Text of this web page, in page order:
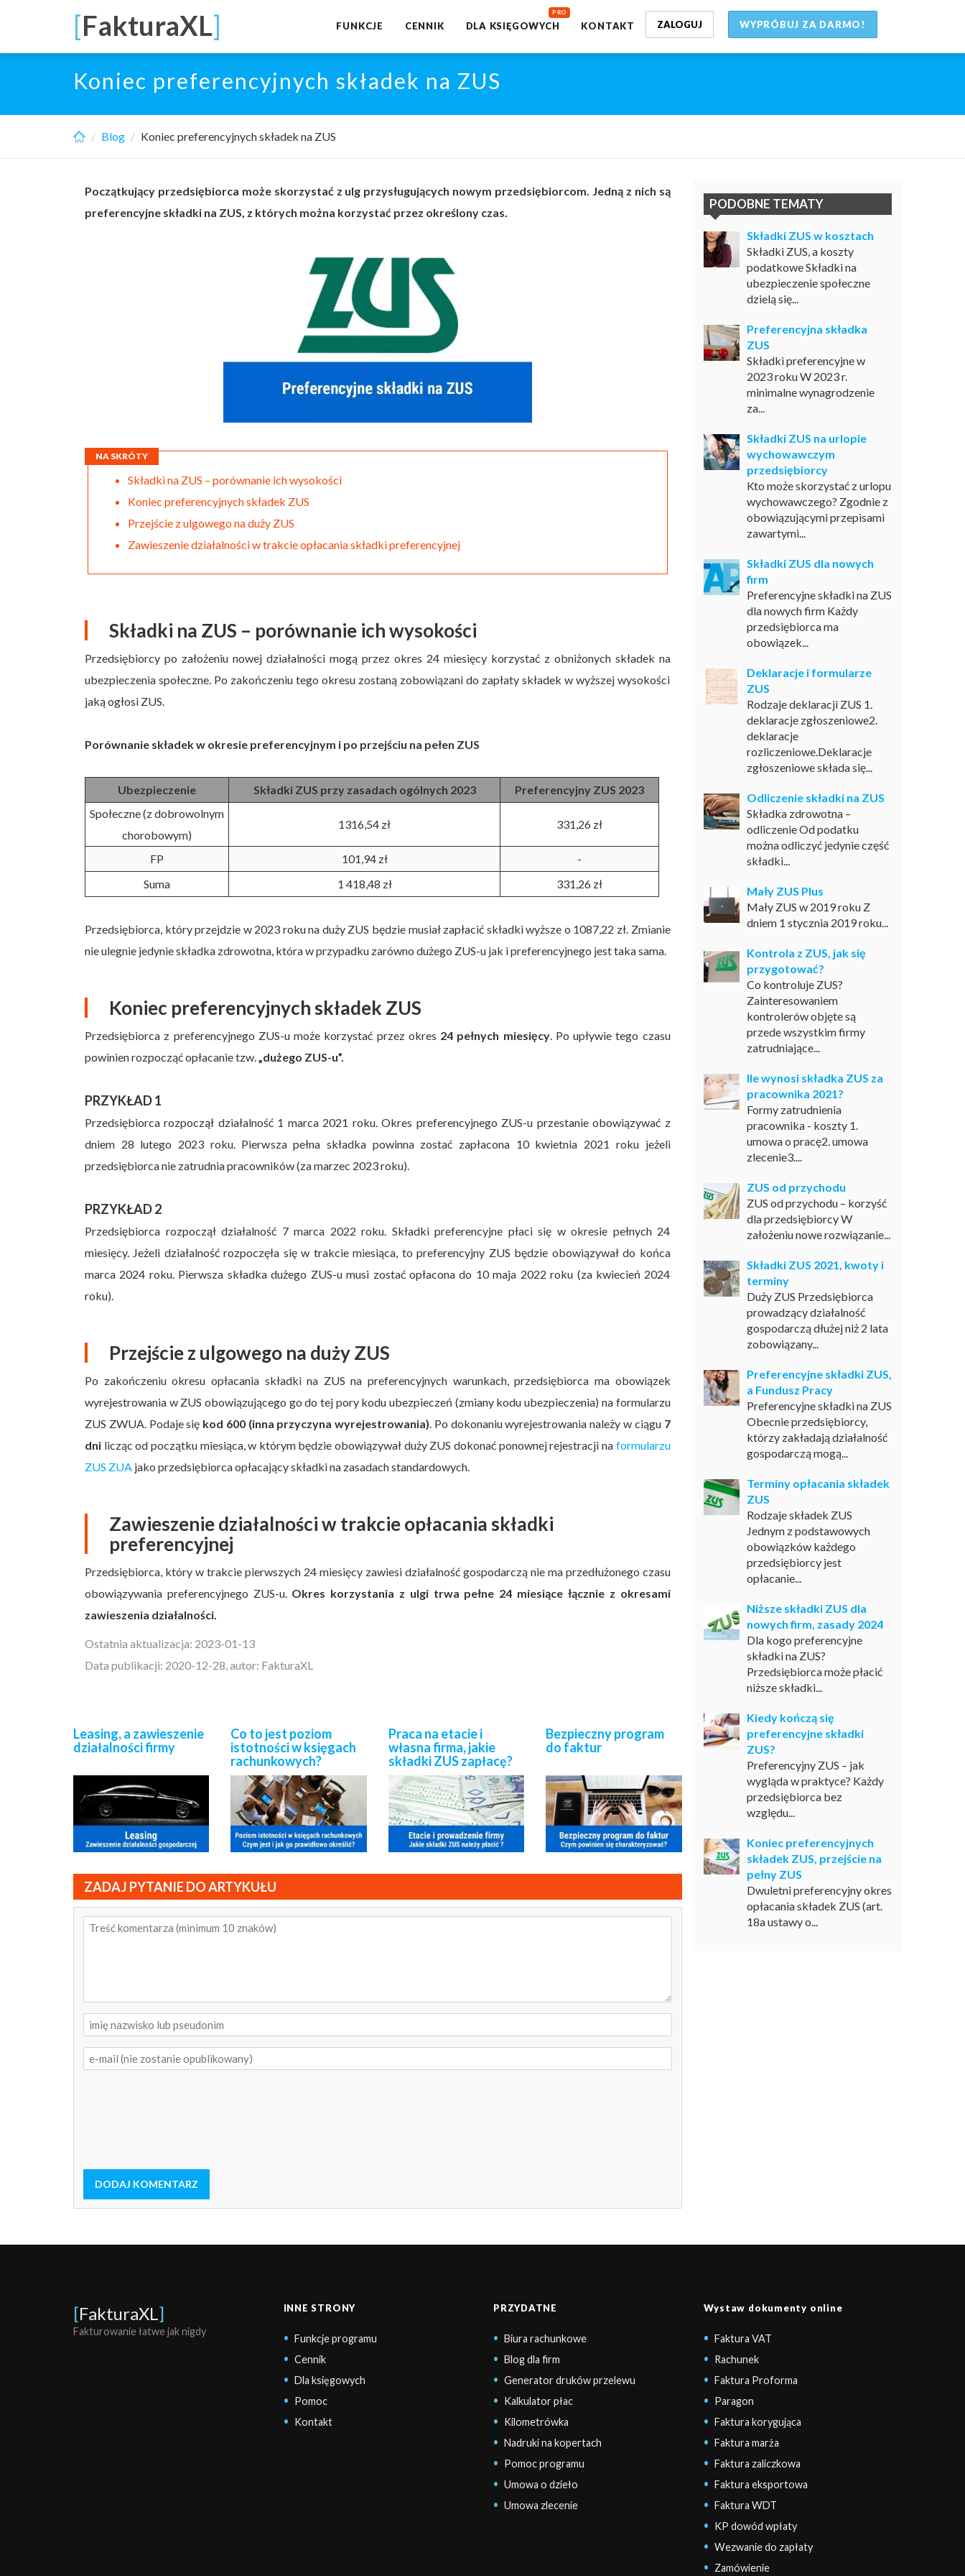
main
[FakturaXL] WYPRÓBUJ ZA DARMO!
ZALOGUJ
FUNKCJE CENNIK DLA KSIĘGOWYCH KONTAKT
Koniec preferencyjnych składek na ZUS
Blog Koniec preferencyjnych składek na ZUS
Początkujący przedsiębiorca może skorzystać z ulg przysługujących nowym przedsiębiorcom. Jedną z nich są
preferencyjne składki na ZUS, z których można korzystać przez określony czas.
NA SKRÓTY
Składki na ZUS – porównanie ich wysokości
Koniec preferencyjnych składek ZUS
Przejście z ulgowego na duży ZUS
Zawieszenie działalności w trakcie opłacania składki preferencyjnej
Składki na ZUS – porównanie ich wysokości
Przedsiębiorcy po założeniu nowej działalności mogą przez okres 24 miesięcy korzystać z obniżonych składek na
ubezpieczenia społeczne. Po zakończeniu tego okresu zostaną zobowiązani do zapłaty składek w wyższej wysokości
jaką ogłosi ZUS.
Porównanie składek w okresie preferencyjnym i po przejściu na pełen ZUS
Ubezpieczenie Składki ZUS przy zasadach ogólnych 2023
Preferencyjny ZUS 2023
Społeczne (z dobrowolnym
chorobowym)
1316,54 zł 331,26 zł
FP 101,94 zł
-
Suma
1 418,48 zł 331,26 zł
Przedsiębiorca, który przejdzie w 2023 roku na duży ZUS będzie musiał zapłacić składki wyższe o 1087,22 zł. Zmianie
nie ulegnie jedynie składka zdrowotna, która w przypadku zarówno dużego ZUS-u jak i preferencyjnego jest taka sama.
Koniec preferencyjnych składek ZUS
Przedsiębiorca z preferencyjnego ZUS-u może korzystać przez okres 24 pełnych miesięcy. Po upływie tego czasu
powinien rozpocząć opłacanie tzw.„dużego ZUS-u”.
PRZYKŁAD 1
Przedsiębiorca rozpoczął działalność 1 marca 2021 roku. Okres preferencyjnego ZUS-u przestanie obowiązywać z
dniem 28 lutego 2023 roku. Pierwsza pełna składka powinna zostać zapłacona 10 kwietnia 2021 roku jeżeli
przedsiębiorca nie zatrudnia pracowników (za marzec 2023 roku).
PRZYKŁAD 2
Przedsiębiorca rozpoczął działalność 7 marca 2022 roku. Składki preferencyjne płaci się w okresie pełnych 24
miesięcy. Jeżeli działalność rozpoczęła się w trakcie miesiąca, to preferencyjny ZUS będzie obowiązywał do końca
marca 2024 roku. Pierwsza składka dużego ZUS-u musi zostać opłacona do 10 maja 2022 roku (za kwiecień 2024
roku).
Przejście z ulgowego na duży ZUS
Po zakończeniu okresu opłacania składki na ZUS na preferencyjnych warunkach, przedsiębiorca ma obowiązek
wyrejestrowania w ZUS obowiązującego go do tej pory kodu ubezpieczeń (zmiany kodu ubezpieczenia) na formularzu
ZUS ZWUA. Podaje się kod 600 (inna przyczyna wyrejestrowania). Po dokonaniu wyrejestrowania należy w ciągu 7
dni licząc od początku miesiąca, w którym będzie obowiązywał duży ZUS dokonać ponownej rejestracji na formularzu
ZUS ZUA jako przedsiębiorca opłacający składki na zasadach standardowych.
Zawieszenie działalności w trakcie opłacania składki
preferencyjnej
Przedsiębiorca, który w trakcie pierwszych 24 miesięcy zawiesi działalność gospodarczą nie ma przedłużonego czasu
obowiązywania preferencyjnego ZUS-u. Okres korzystania z ulgi trwa pełne 24 miesiące łącznie z okresami
zawieszenia działalności.
Ostatnia aktualizacja: 2023-01-13
Data publikacji: 2020-12-28, autor: FakturaXL
Leasing, a zawieszenie
działalności firmy
Co to jest poziom
istotności w księgach
rachunkowych?
Praca na etacie i
własna firma, jakie
składki ZUS zapłacę?
Bezpieczny program
do faktur
ZADAJ PYTANIE DO ARTYKUŁU
DODAJ KOMENTARZ
PODOBNE TEMATY
Składki ZUS w kosztach
Składki ZUS, a koszty
podatkowe Składki na
ubezpieczenie społeczne
dzielą się...
Preferencyjna składka
ZUS
Składki preferencyjne w
2023 roku W 2023 r.
minimalne wynagrodzenie
za...
Składki ZUS na urlopie
wychowawczym
przedsiębiorcy
Kto może skorzystać z urlopu
wychowawczego? Zgodnie z
obowiązującymi przepisami
zawartymi...
Składki ZUS dla nowych
firm
Preferencyjne składki na ZUS
dla nowych firm Każdy
przedsiębiorca ma
obowiązek...
Deklaracje i formularze
ZUS
Rodzaje deklaracji ZUS 1.
deklaracje zgłoszeniowe2.
deklaracje
rozliczeniowe.Deklaracje
zgłoszeniowe składa się...
Odliczenie składki na ZUS
Składka zdrowotna –
odliczenie Od podatku
można odliczyć jedynie część
składki...
Mały ZUS Plus
Mały ZUS w 2019 roku Z
dniem 1 stycznia 2019 roku...
Kontrola z ZUS, jak się
przygotować?
Co kontroluje ZUS?
Zainteresowaniem
kontrolerów objęte są
przede wszystkim firmy
zatrudniające...
Ile wynosi składka ZUS za
pracownika 2021?
Formy zatrudnienia
pracownika - koszty 1.
umowa o pracę2. umowa
zlecenie3....
ZUS od przychodu
ZUS od przychodu – korzyść
dla przedsiębiorcy W
założeniu nowe rozwiązanie...
Składki ZUS 2021, kwoty i
terminy
Duży ZUS Przedsiębiorca
prowadzący działalność
gospodarczą dłużej niż 2 lata
zobowiązany...
Preferencyjne składki ZUS,
a Fundusz Pracy
Preferencyjne składki na ZUS
Obecnie przedsiębiorcy,
którzy zakładają działalność
gospodarczą mogą...
Terminy opłacania składek
ZUS
Rodzaje składek ZUS
Jednym z podstawowych
obowiązków każdego
przedsiębiorcy jest
opłacanie...
Niższe składki ZUS dla
nowych firm, zasady 2024
Dla kogo preferencyjne
składki na ZUS?
Przedsiębiorca może płacić
niższe składki...
Kiedy kończą się
preferencyjne składki
ZUS?
Preferencyjny ZUS – jak
wygląda w praktyce? Każdy
przedsiębiorca bez
względu...
Koniec preferencyjnych
składek ZUS, przejście na
pełny ZUS
Dwuletni preferencyjny okres
opłacania składek ZUS (art.
18a ustawy o...
[FakturaXL]
Fakturowanie łatwe jak nigdy
INNE STRONY
Funkcje programu
Cennik
Dla księgowych
Pomoc
Kontakt
PRZYDATNE
Biura rachunkowe
Blog dla firm
Generator druków przelewu
Kalkulator płac
Kilometrówka
Nadruki na kopertach
Pomoc programu
Umowa o dzieło
Umowa zlecenie
Wystaw dokumenty online
Faktura VAT
Rachunek
Faktura Proforma
Paragon
Faktura korygująca
Faktura marża
Faktura zaliczkowa
Faktura eksportowa
Faktura WDT
KP dowód wpłaty
Wezwanie do zapłaty
Zamówienie